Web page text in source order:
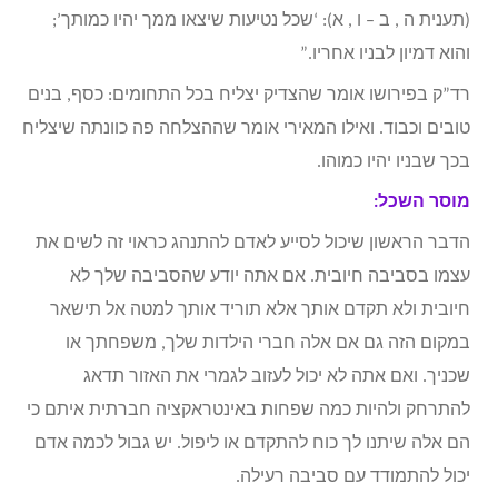
(תענית ה , ב – ו , א): ‘שכל נטיעות שיצאו ממך יהיו כמותך’;
והוא דמיון לבניו אחריו.”
רד”ק בפירושו אומר שהצדיק יצליח בכל התחומים: כסף, בנים
טובים וכבוד. ואילו המאירי אומר שההצלחה פה כוונתה שיצליח
בכך שבניו יהיו כמוהו.
מוסר השכל:
הדבר הראשון שיכול לסייע לאדם להתנהג כראוי זה לשים את
עצמו בסביבה חיובית. אם אתה יודע שהסביבה שלך לא
חיובית ולא תקדם אותך אלא תוריד אותך למטה אל תישאר
במקום הזה גם אם אלה חברי הילדות שלך, משפחתך או
שכניך. ואם אתה לא יכול לעזוב לגמרי את האזור תדאג
להתרחק ולהיות כמה שפחות באינטראקציה חברתית איתם כי
הם אלה שיתנו לך כוח להתקדם או ליפול. יש גבול לכמה אדם
יכול להתמודד עם סביבה רעילה.